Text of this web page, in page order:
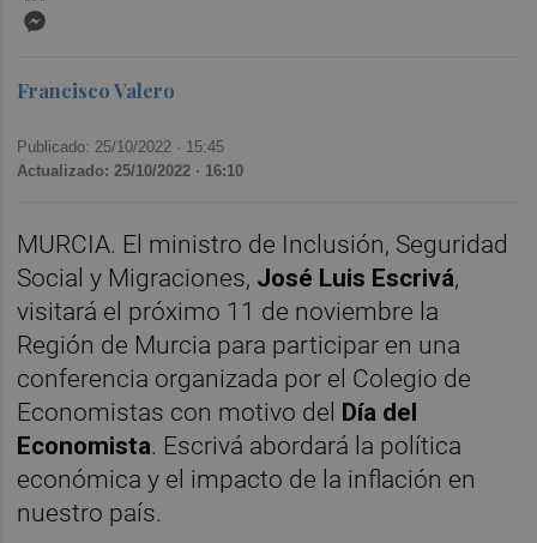
Francisco Valero
Publicado: 25/10/2022 · 15:45
Actualizado: 25/10/2022 · 16:10
MURCIA. El ministro de Inclusión, Seguridad
Social y Migraciones, José Luis Escrivá,
visitará el próximo 11 de noviembre la
Región de Murcia para participar en una
conferencia organizada por el Colegio de
Economistas con motivo del Día del
Economista. Escrivá abordará la política
económica y el impacto de la inflación en
nuestro país.